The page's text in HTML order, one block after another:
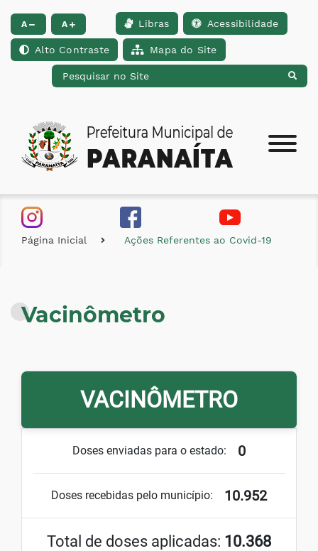
Ir para o conteúdo [alt+1] Ir para o menu [alt+2] Ir para a busca
A A Libras Acessibilidade
Alto Contraste Mapa do Site
Página Inicial Ações Referentes ao Covid-19
Vacinômetro
VACINÔMETRO
Doses enviadas para o estado: 0
Doses recebidas pelo município: 10.952
Total de doses aplicadas: 10.368